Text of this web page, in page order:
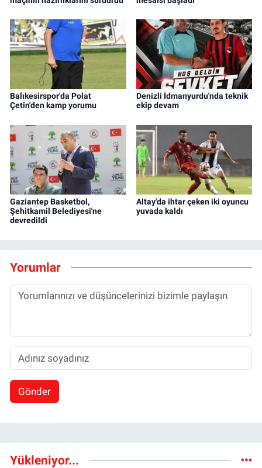
Balıkesirspor'da Polat
Çetin'den kamp yorumu
Denizli İdmanyurdu'nda teknik
ekip devam
Gaziantep Basketbol,
Şehitkamil Belediyesi'ne
devredildi
Altay'da ihtar çeken iki oyuncu
yuvada kaldı
Yorumlar
Gönder
Yükleniyor...